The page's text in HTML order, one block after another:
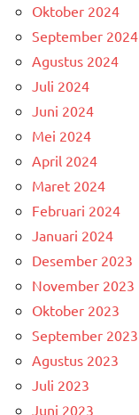
Oktober 2024
September 2024
Agustus 2024
Juli 2024
Juni 2024
Mei 2024
April 2024
Maret 2024
Februari 2024
Januari 2024
Desember 2023
November 2023
Oktober 2023
September 2023
Agustus 2023
Juli 2023
Juni 2023